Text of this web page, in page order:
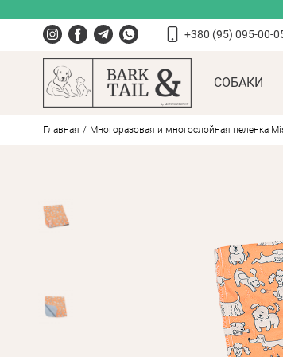
+380 (95) 095-00-
СОБАКИ
Главная Многоразовая и многослойная пеленка